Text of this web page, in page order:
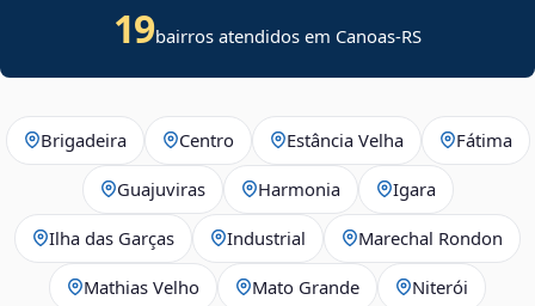
19bairros atendidos em Canoas-RS
Brigadeira Centro Estância Velha Fátima
Guajuviras Harmonia Igara
Ilha das Garças Industrial Marechal Rondon
Mathias Velho Mato Grande Niterói